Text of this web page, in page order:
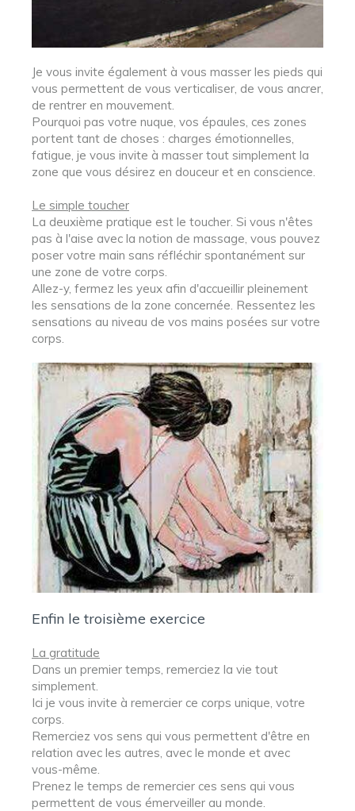
Je vous invite également à vous masser les pieds qui
vous permettent de vous verticaliser, de vous ancrer,
de rentrer en mouvement.
Pourquoi pas votre nuque, vos épaules, ces zones
portent tant de choses : charges émotionnelles,
fatigue, je vous invite à masser tout simplement la
zone que vous désirez en douceur et en conscience.
Le simple toucher
La deuxième pratique est le toucher. Si vous n'êtes
pas à l'aise avec la notion de massage, vous pouvez
poser votre main sans réfléchir spontanément sur
une zone de votre corps.
Allez-y, fermez les yeux afin d'accueillir pleinement
les sensations de la zone concernée. Ressentez les
sensations au niveau de vos mains posées sur votre
corps.
Enfin le troisième exercice
La gratitude
Dans un premier temps, remerciez la vie tout
simplement.
Ici je vous invite à remercier ce corps unique, votre
corps.
Remerciez vos sens qui vous permettent d'être en
relation avec les autres, avec le monde et avec
vous-même.
Prenez le temps de remercier ces sens qui vous
permettent de vous émerveiller au monde.